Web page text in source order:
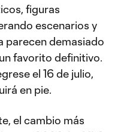
figuras
escenarios y
parecen demasiado
favorito definitivo.
el 16 de julio,
en pie.
el cambio más